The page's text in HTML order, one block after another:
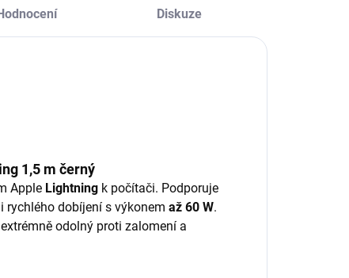
Diskuze
1,5 m černý
Apple Lightning k počítači. Podporuje
rychlého dobíjení s výkonem až 60 W.
odolný proti zalomení a